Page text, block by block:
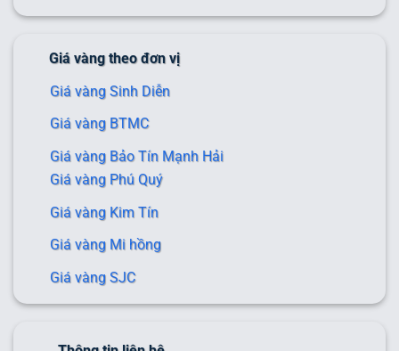
Giá vàng theo đơn vị
Giá vàng Sinh Diễn
Giá vàng BTMC
Giá vàng Bảo Tín Mạnh Hải
Giá vàng Phú Quý
Giá vàng Kim Tín
Giá vàng Mi hồng
Giá vàng SJC